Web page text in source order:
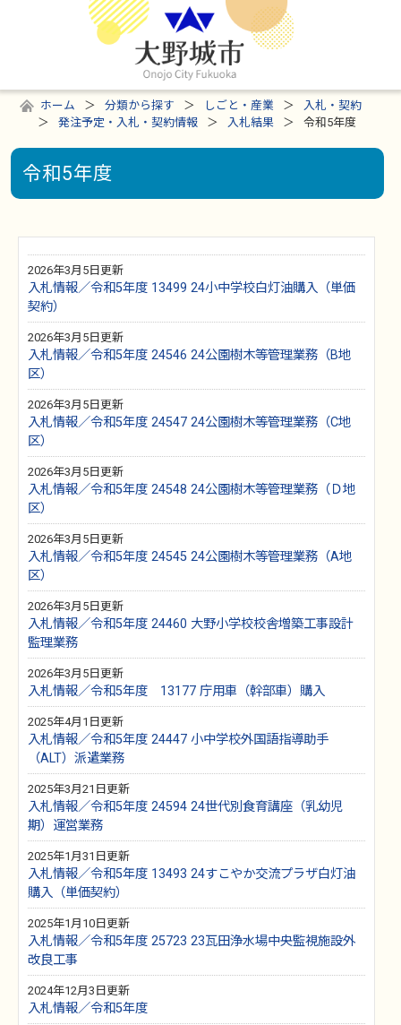
ホーム 分類から探す しごと・産業
入札・契約
発注予定・入札・契約情報
入札結果 令和5年度
令和5年度
2026年3月5日更新
入札情報／令和5年度 13499 24小中学校白灯油購入（単価
契約）
2026年3月5日更新
入札情報／令和5年度 24546 24公園樹木等管理業務（B地
区）
2026年3月5日更新
入札情報／令和5年度 24547 24公園樹木等管理業務（C地
区）
2026年3月5日更新
入札情報／令和5年度 24548 24公園樹木等管理業務（Ｄ地
区）
2026年3月5日更新
入札情報／令和5年度 24545 24公園樹木等管理業務（A地
区）
2026年3月5日更新
入札情報／令和5年度 24460 大野小学校校舎増築工事設計
監理業務
2026年3月5日更新
入札情報／令和5年度 13177 庁用車（幹部車）購入
2025年4月1日更新
入札情報／令和5年度 24447 小中学校外国語指導助手
（ALT）派遣業務
2025年3月21日更新
入札情報／令和5年度 24594 24世代別食育講座（乳幼児
期）運営業務
2025年1月31日更新
入札情報／令和5年度 13493 24すこやか交流プラザ白灯油
購入（単価契約）
2025年1月10日更新
入札情報／令和5年度 25723 23瓦田浄水場中央監視施設外
改良工事
2024年12月3日更新
入札情報／令和5年度